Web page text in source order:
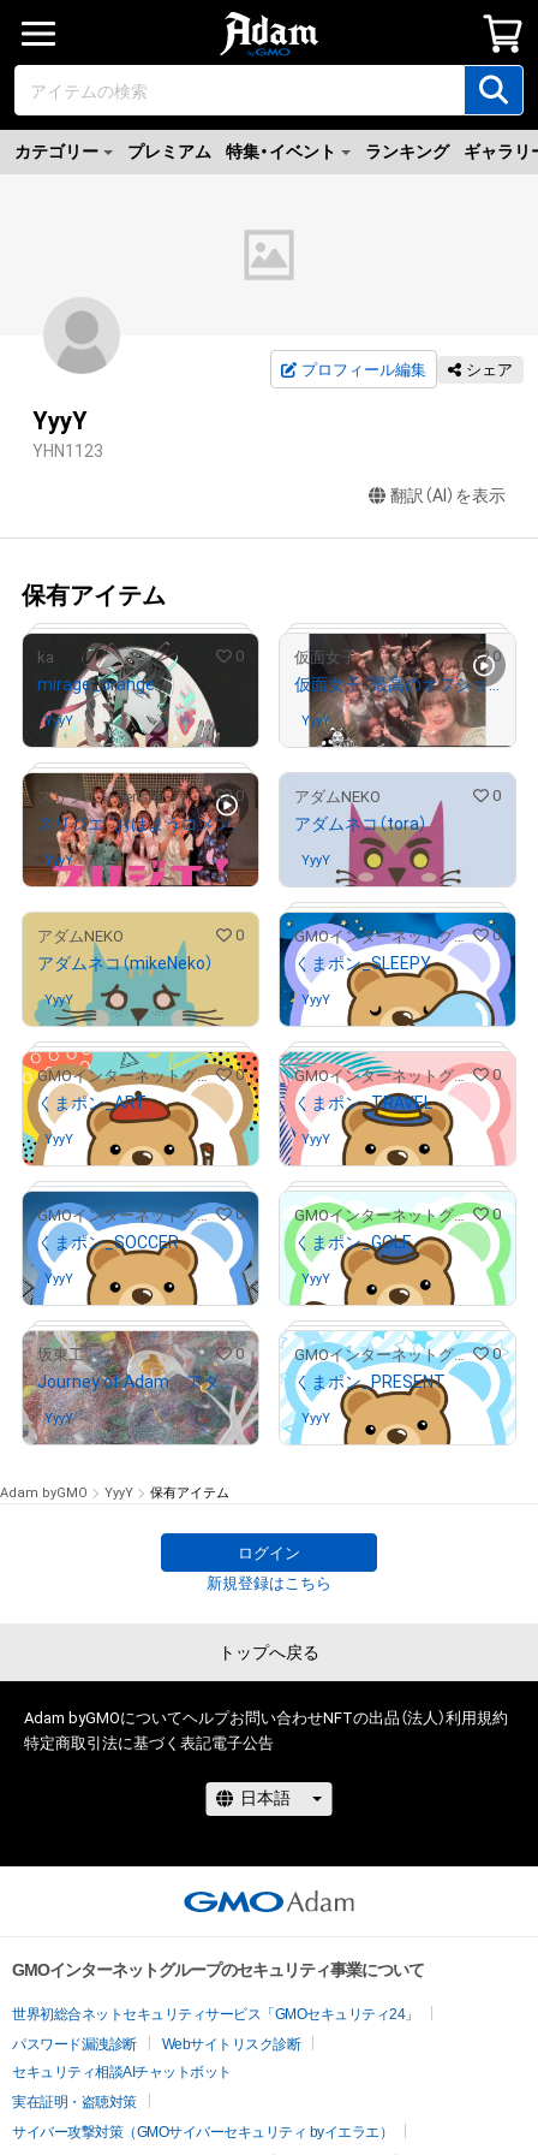
カテゴリー プレミアム 特集・イベント ランキング ギャラリ
プロフィール編集 シェア
YyyY
YHN1123
翻訳（AI）を表示
保有アイテム
# 181/500
ka 0
mirage_orange
YyyYさんが保有中
仮面女子 0
仮面女子 “最高のオフショット”
YyyY さんが保有中
スリジエ～cerisier～ 0
スリジエ “おはようコメント”
YyyYさんが保有中
アダムNEKO 0
アダムネコ（tora）
YyyY さんが保有中
アダムNEKO 0
アダムネコ（mikeNeko）
YyyY さんが保有中
# 209/300
GMOインターネットグループ公式キャラクター「くまポン」 0
くまポン_SLEEPY
YyyY さんが保有中
# 161/300
GMOインターネットグループ公式キャラクター「くまポン」 0
くまポン_ART
YyyY さんが保有中
# 290/300
GMOインターネットグループ公式キャラクター「くまポン」 0
くまポン_TRAVEL
YyyY さんが保有中
# 240/300
GMOインターネットグループ公式キャラクター「くまポン」 0
くまポン_SOCCER
YyyY さんが保有中
# 165/300
GMOインターネットグループ公式キャラクター「くまポン」 0
くまポン_GOLF
YyyY さんが保有中
坂東工 0
Journey of Adam アダムの旅 6
YyyYさんが保有中
GMOインターネットグループ公式キャラクター「くまポン」 0
くまポン_PRESENT
YyyY さんが保有中
Adam byGMO YyyY 保有アイテム
ログイン
新規登録はこちら
トップへ戻る
Adam byGMOについてヘルプお問い合わせNFTの出品（法人）利用規約
特定商取引法に基づく表記電子公告
GMOインターネットグループのセキュリティ事業について
世界初総合ネットセキュリティサービス「GMOセキュリティ24」
パスワード漏洩診断
Webサイトリスク診断
セキュリティ相談AIチャットボット
実在証明・盗聴対策
サイバー攻撃対策（GMOサイバーセキュリティ byイエラエ）